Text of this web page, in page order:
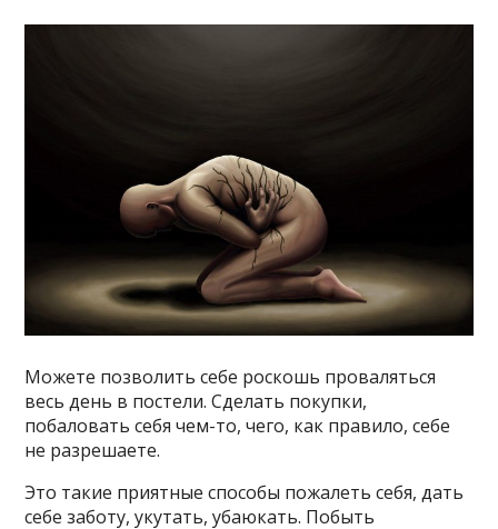
Можете позволить себе роскошь проваляться
весь день в постели. Сделать покупки,
побаловать себя чем-то, чего, как правило, себе
не разрешаете.
Это такие приятные способы пожалеть себя, дать
себе заботу, укутать, убаюкать. Побыть